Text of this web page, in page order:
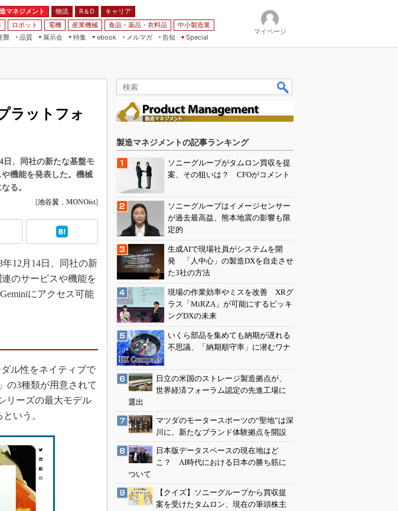
マネジメント 物流 R＆D
キャリア
ロボット 電機 産業機械 食品・薬品・衣料品
中小製造業
襲 品質
展示会
特集
ス
グ
開発
ebook
メルマガ
告知 Special
マイページ
ラットフォ
日、同社の新たな基盤モ
機能を発表した。機械
る。
[池谷翼 ， MONOist]
12月14日、同社の新
のサービスや機能を
にアクセス可能
ル性をネイティブで
の3種類が用意されて
リーズの最大モデル
いう。
製造マネジメントの記事ランキング
ソニーグループがタムロン買収を提
案、その狙いは？ CFOがコメント
ソニーグループはイメージセンサー
が過去最高益、熊本地震の影響も限
定的
生成AIで現場社員がシステムを開
発 「人中心」の製造DXを自走させ
た3社の方法
現場の作業効率やミスを改善 XRグ
ラス「MiRZA」が可能にするピッキ
ングDXの未来
いくら部品を集めても納期が遅れる
不思議、「納期順守率」に潜むワナ
日立の米国のストレージ製造拠点が、
世界経済フォーラム認定の先進工場に
選出
マツダのモータースポーツの“聖地”は深
川に、新たなブランド体験拠点を開設
日本版データスペースの現在地はど
こ？ AI時代における日本の勝ち筋に
ついて
【クイズ】ソニーグループから買収提
案を受けたタムロン、現在の筆頭株主